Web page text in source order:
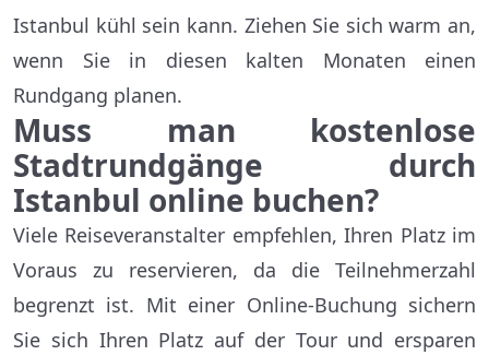
Istanbul kühl sein kann. Ziehen Sie sich warm an,
wenn Sie in diesen kalten Monaten einen
Rundgang planen.
Muss man kostenlose
Stadtrundgänge durch
Istanbul online buchen?
Viele Reiseveranstalter empfehlen, Ihren Platz im
Voraus zu reservieren, da die Teilnehmerzahl
begrenzt ist. Mit einer Online-Buchung sichern
Sie sich Ihren Platz auf der Tour und ersparen